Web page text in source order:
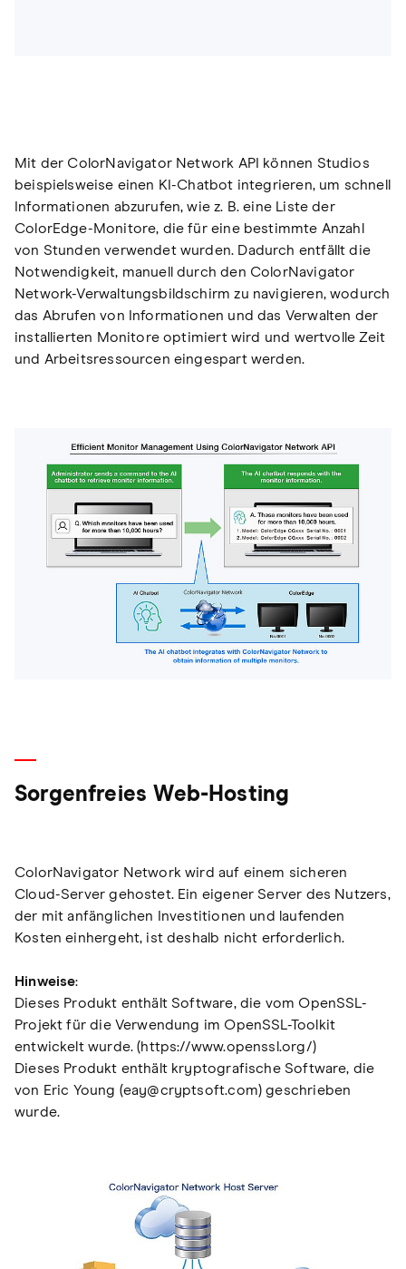
Mit der ColorNavigator Network API können Studios
beispielsweise einen KI-Chatbot integrieren, um schnell
Informationen abzurufen, wie z. B. eine Liste der
ColorEdge-Monitore, die für eine bestimmte Anzahl
von Stunden verwendet wurden. Dadurch entfällt die
Notwendigkeit, manuell durch den ColorNavigator
Network-Verwaltungsbildschirm zu navigieren, wodurch
das Abrufen von Informationen und das Verwalten der
installierten Monitore optimiert wird und wertvolle Zeit
und Arbeitsressourcen eingespart werden.
Sorgenfreies Web-Hosting
ColorNavigator Network wird auf einem sicheren
Cloud-Server gehostet. Ein eigener Server des Nutzers,
der mit anfänglichen Investitionen und laufenden
Kosten einhergeht, ist deshalb nicht erforderlich.
Hinweise:
Dieses Produkt enthält Software, die vom OpenSSL-
Projekt für die Verwendung im OpenSSL-Toolkit
entwickelt wurde. (https://www.openssl.org/)
Dieses Produkt enthält kryptografische Software, die
von Eric Young (eay@cryptsoft.com) geschrieben
wurde.